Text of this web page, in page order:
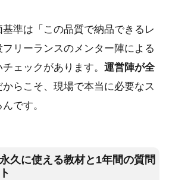
準は「この品質で納品できるレ
リーランスのメンター陣による
ェックがあります。 運営陣が全
からこそ、現場で本当に必要なス
です。
久に使える教材と1年間の質問